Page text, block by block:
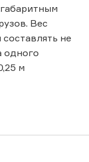
Вес
не
одного
м